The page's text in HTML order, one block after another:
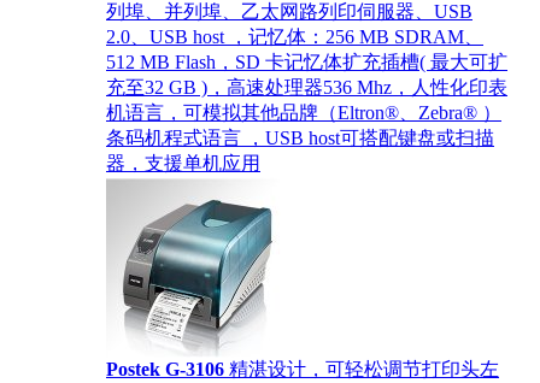
列埠、并列埠、乙太网路列印伺服器、USB
2.0、USB host ，记忆体：256 MB SDRAM、
512 MB Flash，SD 卡记忆体扩充插槽( 最大可扩
充至32 GB )，高速处理器536 Mhz，人性化印表
机语言，可模拟其他品牌（Eltron®、Zebra® ）
条码机程式语言 ，USB host可搭配键盘或扫描
器，支援单机应用
Postek G-3106 精湛设计，可轻松调节打印头左